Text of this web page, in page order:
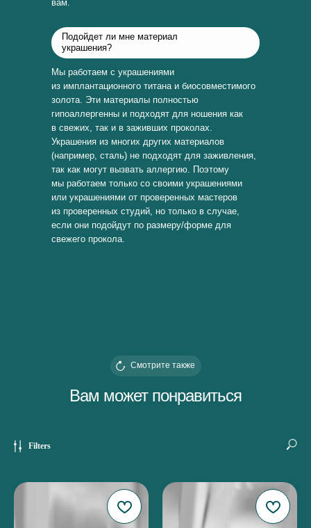
вам.
Подойдет ли мне материал
украшения?
Мы работаем с украшениями
из имплантационного титана и биосовместимого
золота. Эти материалы полностью
гипоаллергенны и подходят для ношения как
в свежих, так и в заживших проколах.
Украшения из многих других материалов
(например, сталь) не подходят для заживления,
так как могут вызвать аллергию. Поэтому
мы работаем только со своими украшениями
или украшениями от проверенных мастеров
из проверенных студий, но только в случае,
если они подойдут по размеру/форме для
свежего прокола.
Вам может понравиться
Смотрите также
Filters